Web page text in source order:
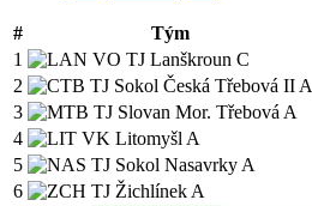
# Tým
1
VO TJ Lanškroun C
2
TJ Sokol Česká Třebová II A
3
TJ Slovan Mor. Třebová A
4
VK Litomyšl A
5
TJ Sokol Nasavrky A
6
TJ Žichlínek A